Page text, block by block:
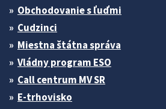
Obchodovanie s ľuďmi
Cudzinci
Miestna štátna správa
Vládny program ESO
Call centrum MV SR
E-trhovisko